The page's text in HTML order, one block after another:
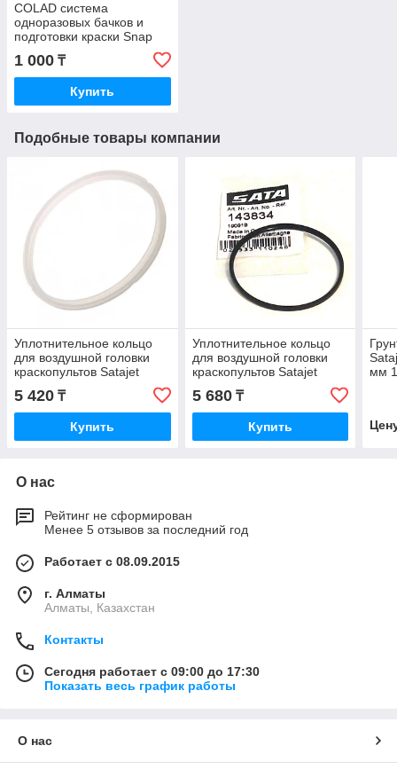
COLAD система
одноразовых бачков и
подготовки краски Snap
Lid Крышка 190мкм +
чашка 700мл, набор по
50шт.
1 000 ₸
Купить
Подобные товары компании
Уплотнительное кольцо
для воздушной головки
краскопультов Satajet
5 420 ₸
Купить
Уплотнительное кольцо
для воздушной головки
краскопультов Satajet
3000 B, 2000, RP (143834)
5 680₸
Купить
мм
О нас
Рейтинг не сформирован
Менее 5 отзывов за последний год
Работает с 08.09.2015
г. Алматы
Алматы, Казахстан
Контакты
Сегодня работает с 09:00 до 17:30
Показать весь график работы
О нас